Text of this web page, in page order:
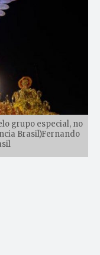
grupo especial, no
Brasil)Fernando